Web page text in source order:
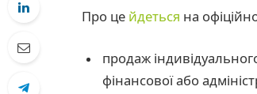
Про це йдеться на
продаж
фінансової або